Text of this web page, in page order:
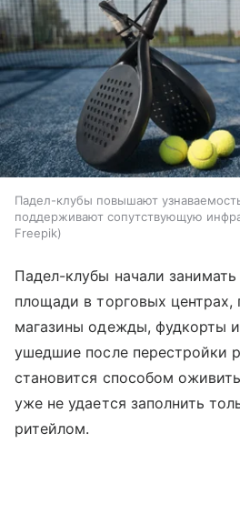
Падел-клубы повышают
поддерживают сопутствующую
Freepik
Падел-клубы начали
площади в торговых центрах,
магазины одежды, фудкорты
ушедшие после перестройки
становится способом
уже не удается заполнить
ритейлом.